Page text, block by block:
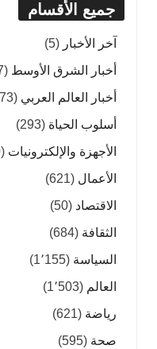
جميع الأقسام
آخر الأخبار (5)
أخبار الشرق الأوسط (377)
أخبار العالم العربي (173)
أسلوب الحياة (293)
الأجهزة والإلكترونيات (800)
الأعمال (621)
الاقتصاد (50)
الثقافة (684)
السياسة (1٬155)
العالم (1٬503)
رياضة (621)
صحة (595)